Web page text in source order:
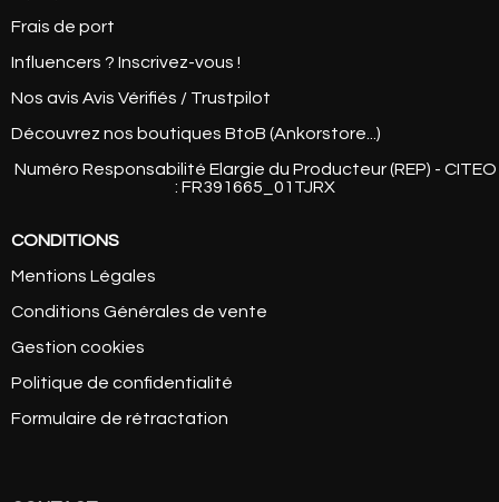
Frais de port
Influencers ? Inscrivez-vous !
Nos avis Avis Vérifiés / Trustpilot
Découvrez nos boutiques BtoB (Ankorstore...)
Numéro Responsabilité Elargie du Producteur (REP) - CITEO
: FR391665_01TJRX
CONDITIONS
Mentions Légales
Conditions Générales de vente
Gestion cookies
Politique de confidentialité
Formulaire de rétractation